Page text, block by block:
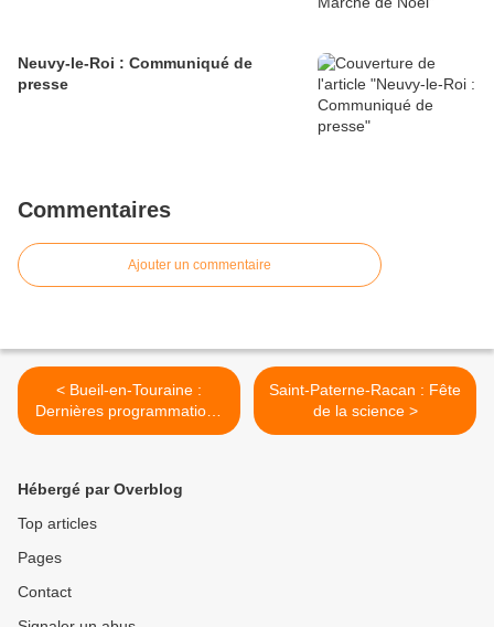
Neuvy-le-Roi : Communiqué de
presse
Commentaires
Ajouter un commentaire
< Bueil-en-Touraine :
Dernières programmations
pour "Autour de la collégiale
Saint-Paterne-Racan : Fête
de la science >
Hébergé par Overblog
Top articles
Pages
Contact